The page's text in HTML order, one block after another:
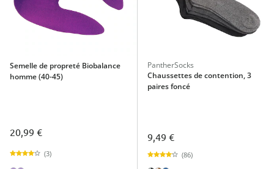
Semelle de propreté Biobalance
homme (40-45)
20,99 €
(3)
PantherSocks
Chaussettes de contention, 3
paires foncé
9,49 €
(86)